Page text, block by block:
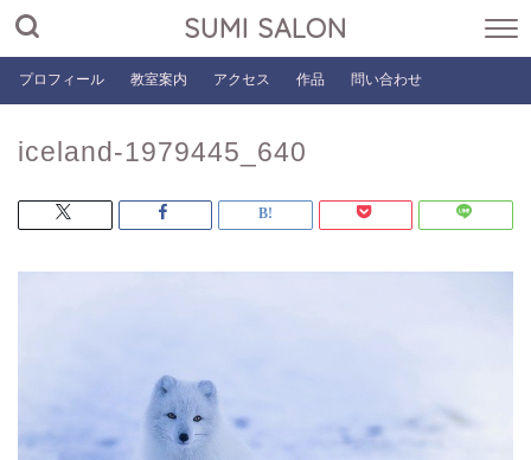
SUMI SALON
プロフィール 教室案内 アクセス 作品 問い合わせ
iceland-1979445_640